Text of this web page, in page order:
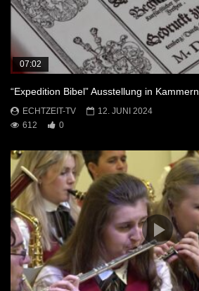
07:02
“Expedition Bibel” Ausstellung in Kammern
ECHTZEIT-TV
12. JUNI 2024
612
0